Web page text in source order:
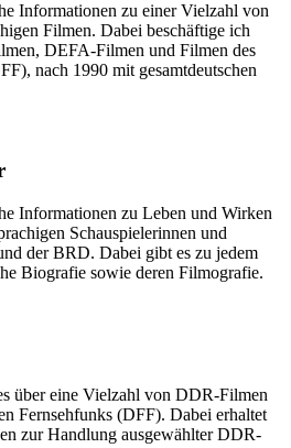
Informationen zu einer Vielzahl von
Filmen. Dabei beschäftige ich
DEFA-Filmen und Filmen des
nach 1990 mit gesamtdeutschen
Informationen zu Leben und Wirken
Schauspielerinnen und
der BRD. Dabei gibt es zu jedem
Biografie sowie deren Filmografie.
über eine Vielzahl von DDR-Filmen
Fernsehfunks (DFF). Dabei erhaltet
zur Handlung ausgewählter DDR-